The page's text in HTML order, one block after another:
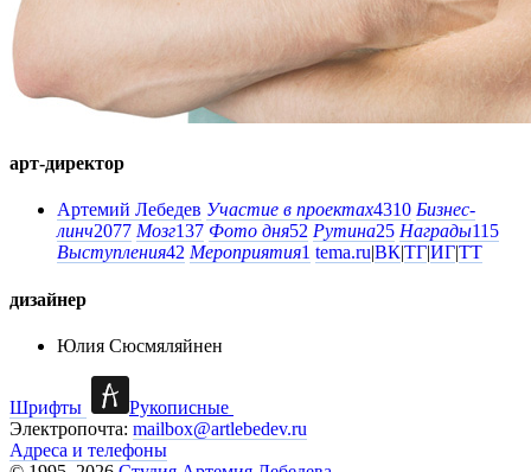
арт-директор
Артемий Лебедев Участие в проектах4310 Бизнес-
линч2077 Мозг137 Фото дня52 Рутина25 Награды115
Выступления42 Мероприятия1 tema.ru|ВК|ТГ|ИГ|ТТ
дизайнер
Юлия Сюсмяляйнен
Шрифты
Рукописные
Электропочта: mailbox@artlebedev.ru
Адреса и телефоны